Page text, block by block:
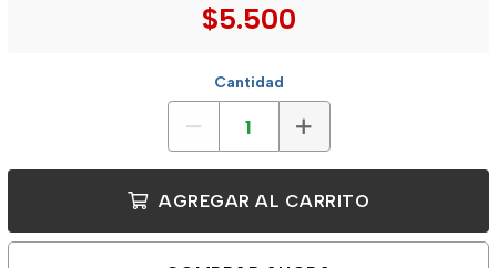
$5.500
Cantidad
AGREGAR AL CARRITO